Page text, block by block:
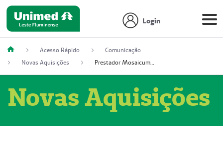
Login
Acesso Rápido
Comunicação
Novas Aquisições
Prestador Mosaicum Espaço Clínico Ltda (51004352-0)
Novas Aquisições